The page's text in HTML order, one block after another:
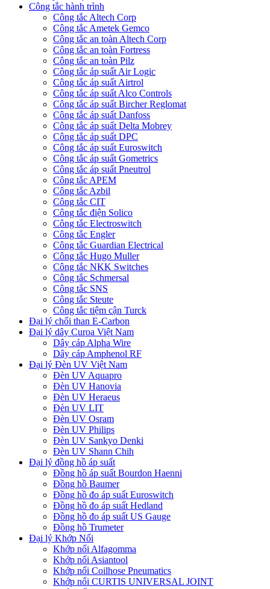
Công tắc hành trình
Công tắc Altech Corp
Công tắc Ametek Gemco
Công tắc an toàn Altech Corp
Công tắc an toàn Fortress
Công tắc an toàn Pilz
Công tắc áp suất Air Logic
Công tắc áp suất Airtrol
Công tắc áp suất Alco Controls
Công tắc áp suất Bircher Reglomat
Công tắc áp suất Danfoss
Công tắc áp suất Delta Mobrey
Công tắc áp suất DPC
Công tắc áp suất Euroswitch
Công tắc áp suất Gometrics
Công tắc áp suất Pneutrol
Công tắc APEM
Công tắc Azbil
Công tắc CIT
Công tắc điện Solico
Công tắc Electroswitch
Công tắc Engler
Công tắc Guardian Electrical
Công tắc Hugo Muller
Công tắc NKK Switches
Công tắc Schmersal
Công tắc SNS
Công tắc Steute
Công tắc tiệm cận Turck
Đại lý chổi than E-Carbon
Đại lý dây Curoa Việt Nam
Dây cáp Alpha Wire
Dây cáp Amphenol RF
Đại lý Đèn UV Việt Nam
Đèn UV Aquapro
Đèn UV Hanovia
Đèn UV Heraeus
Đèn UV LIT
Đèn UV Osram
Đèn UV Philips
Đèn UV Sankyo Denki
Đèn UV Shann Chih
Đại lý đồng hồ áp suất
Đồng hồ áp suất Bourdon Haenni
Đồng hồ Baumer
Đồng hồ đo áp suất Euroswitch
Đồng hồ đo áp suất Hedland
Đồng hồ đo áp suất US Gauge
Đồng hồ Trumeter
Đại lý Khớp Nối
Khớp nối Alfagomma
Khớp nối Asiantool
Khớp nối Coilhose Pneumatics
Khớp nối CURTIS UNIVERSAL JOINT